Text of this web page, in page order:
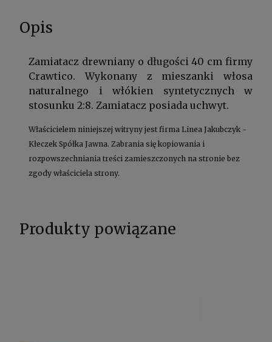
Opis
Zamiatacz drewniany o długości 40 cm firmy
Crawtico. Wykonany z mieszanki włosa
naturalnego i włókien syntetycznych w
stosunku 2:8. Zamiatacz posiada uchwyt.
Właścicielem niniejszej witryny jest firma Linea Jakubczyk -
Kłeczek Spółka Jawna. Zabrania się kopiowania i
rozpowszechniania treści zamieszczonych na stronie bez
zgody właściciela strony.
Produkty powiązane